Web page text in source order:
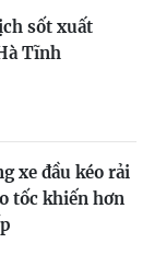
sốt xuất
Tĩnh
xe đầu kéo rải
tốc khiến hơn